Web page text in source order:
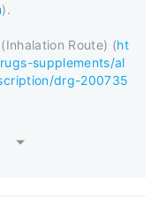
).
Route) (ht
supplements/al
drg-200735